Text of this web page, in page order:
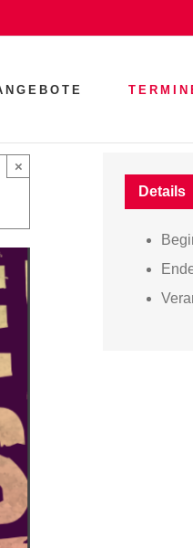
×
Details